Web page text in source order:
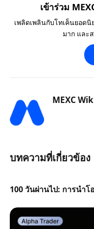
เข้าร่วม
เพลิดเพลินกับโทเค็นยอด
มาก และ
MEXC
บทความที่เกี่ยวข้อง
100 วันผ่านไป: การนำ